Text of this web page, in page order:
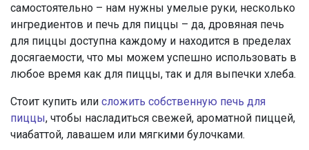
самостоятельно – нам нужны умелые руки, несколько
ингредиентов и печь для пиццы – да, дровяная печь
для пиццы доступна каждому и находится в пределах
досягаемости, что мы можем успешно использовать в
любое время как для пиццы, так и для выпечки хлеба.
Стоит купить или сложить собственную печь для
пиццы, чтобы насладиться свежей, ароматной пиццей,
чиабаттой, лавашем или мягкими булочками.